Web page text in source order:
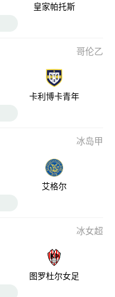
皇家帕托斯
哥伦乙
卡利博卡青年
冰岛甲
艾格尔
冰女超
图罗杜尔女足